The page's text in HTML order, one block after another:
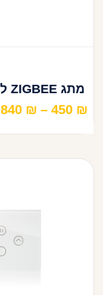
מתג ZIGBEE לבן חכם 3 מקום
450 ₪
–
840 ₪